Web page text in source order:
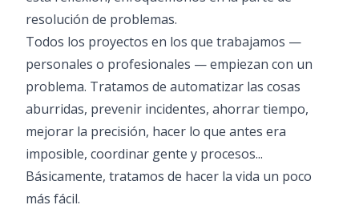
resolución de problemas.
Todos los proyectos en los que trabajamos —
personales o profesionales — empiezan con un
problema. Tratamos de automatizar las cosas
aburridas, prevenir incidentes, ahorrar tiempo,
mejorar la precisión, hacer lo que antes era
imposible, coordinar gente y procesos...
Básicamente, tratamos de hacer la vida un poco
más fácil.